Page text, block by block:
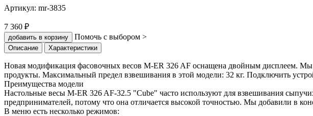
Артикул: mr-3835
7 360 ₽
добавить в корзину Помочь с выбором >
Описание Характеристики
Новая модификация фасовочных весов M-ER 326 AF оснащена двойным дисплеем.
продукты. Максимальный предел взвешивания в этой модели: 32 кг. Подключить
Преимущества модели
Настольные весы M-ER 326 AF-32.5 "Cube" часто используют для взвешивания
предпринимателей, потому что она отличается высокой точностью. Мы добавили в
В меню есть несколько режимов: